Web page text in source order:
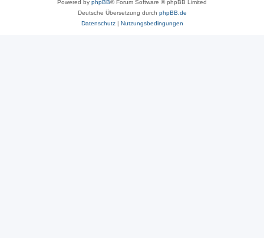
Powered by phpBB® Forum Software © phpBB Limited
Deutsche Übersetzung durch phpBB.de
Datenschutz| Nutzungsbedingungen